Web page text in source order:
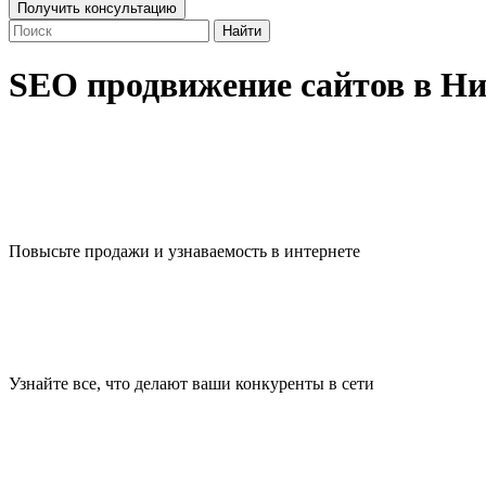
Получить консультацию
Найти
SEO продвижение сайтов в
Повысьте продажи и узнаваемость в интернете
Узнайте все, что делают ваши конкуренты в сети